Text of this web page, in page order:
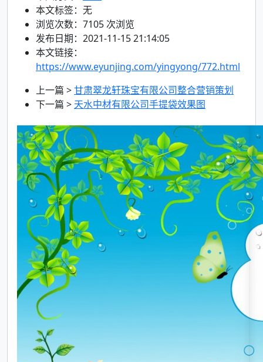
本文标签：无
浏览次数： 7105 次浏览
发布日期：2021-11-15 21:14:05
本文链接：
https://www.eyunjing.com/yingyong/772.html
上一篇 >甘肃翠龙轩珠宝有限公司整合营销策划
下一篇 > 天水中材有限公司手提袋效果图